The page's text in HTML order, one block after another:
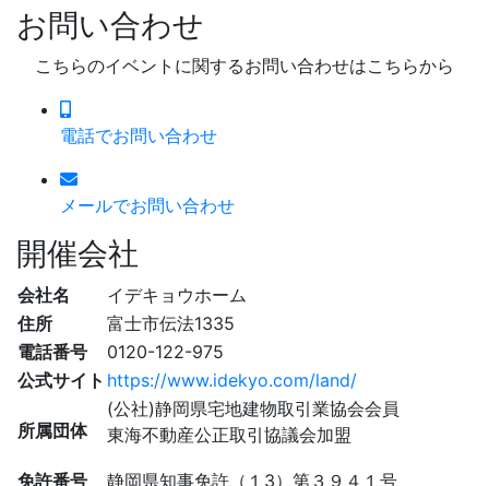
お問い合わせ
こちらのイベントに関するお問い合わせはこちらから
電話でお問い合わせ
メールでお問い合わせ
開催会社
会社名
イデキョウホーム
住所
富士市伝法1335
電話番号
0120-122-975
公式サイト https://www.idekyo.com/land/
所属団体
(公社)静岡県宅地建物取引業協会会員
東海不動産公正取引協議会加盟
免許番号 静岡県知事免許（１3）第３９４１号